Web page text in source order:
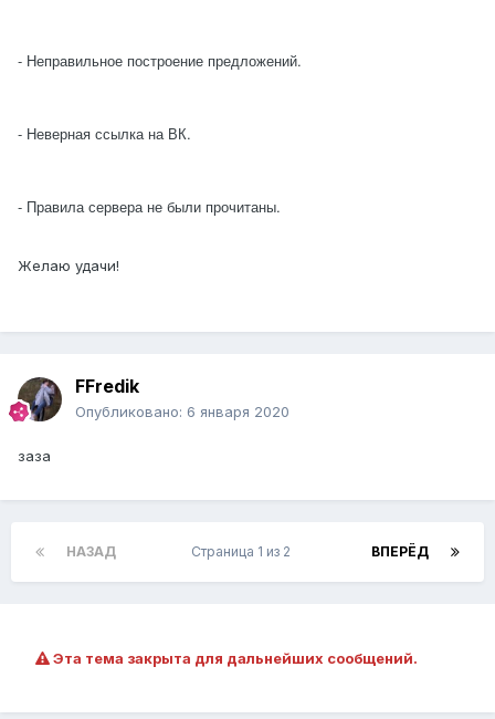
- Неправильное построение предложений.
- Неверная ссылка на ВК.
- Правила сервера не были прочитаны.
Желаю удачи!
FFredik
Опубликовано: 6 января 2020
заза
НАЗАД ВПЕРЁД
Страница 1 из 2
Эта тема закрыта для дальнейших сообщений.